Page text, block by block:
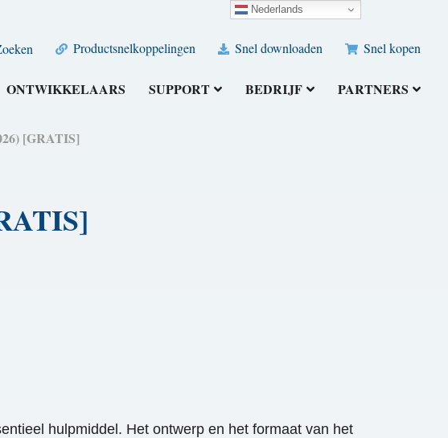
Productsnelkoppelingen Snel downloaden Snel kopen
ONTWIKKELAARS SUPPORT BEDRIJF PARTNERS
[GRATIS]
hulpmiddel. Het ontwerp en het formaat van het
Nederlands